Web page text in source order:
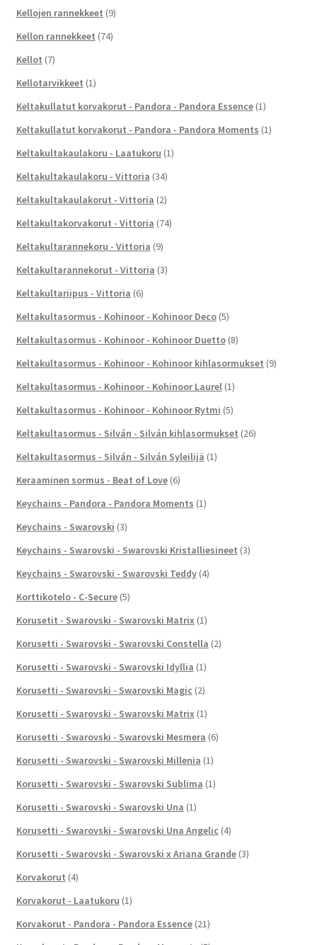
Kellojen rannekkeet (9)
Kellon rannekkeet (74)
Kellot (7)
Kellotarvikkeet (1)
Keltakullatut korvakorut - Pandora - Pandora Essence (1)
Keltakullatut korvakorut - Pandora - Pandora Moments (1)
Keltakultakaulakoru - Laatukoru (1)
Keltakultakaulakoru - Vittoria (34)
Keltakultakaulakorut - Vittoria (2)
Keltakultakorvakorut - Vittoria (74)
Keltakultarannekoru - Vittoria (9)
Keltakultarannekorut - Vittoria (3)
Keltakultariipus - Vittoria (6)
Keltakultasormus - Kohinoor - Kohinoor Deco (5)
Keltakultasormus - Kohinoor - Kohinoor Duetto (8)
Keltakultasormus - Kohinoor - Kohinoor kihlasormukset (9)
Keltakultasormus - Kohinoor - Kohinoor Laurel (1)
Keltakultasormus - Kohinoor - Kohinoor Rytmi (5)
Keltakultasormus - Silván - Silván kihlasormukset (26)
Keltakultasormus - Silván - Silván Syleilijä (1)
Keraaminen sormus - Beat of Love (6)
Keychains - Pandora - Pandora Moments (1)
Keychains - Swarovski (3)
Keychains - Swarovski - Swarovski Kristalliesineet (3)
Keychains - Swarovski - Swarovski Teddy (4)
Korttikotelo - C-Secure (5)
Korusetit - Swarovski - Swarovski Matrix (1)
Korusetti - Swarovski - Swarovski Constella (2)
Korusetti - Swarovski - Swarovski Idyllia (1)
Korusetti - Swarovski - Swarovski Magic (2)
Korusetti - Swarovski - Swarovski Matrix (1)
Korusetti - Swarovski - Swarovski Mesmera (6)
Korusetti - Swarovski - Swarovski Millenia (1)
Korusetti - Swarovski - Swarovski Sublima (1)
Korusetti - Swarovski - Swarovski Una (1)
Korusetti - Swarovski - Swarovski Una Angelic (4)
Korusetti - Swarovski - Swarovski x Ariana Grande (3)
Korvakorut (4)
Korvakorut - Laatukoru (1)
Korvakorut - Pandora - Pandora Essence (21)